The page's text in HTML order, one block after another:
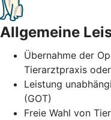
Allgemeine
Übernahme der
Tierarztpraxis
Leistung
(GOT)
Freie Wahl von